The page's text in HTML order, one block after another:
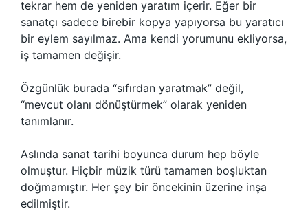
tekrar hem de yeniden yaratım içerir. Eğer bir
sanatçı sadece birebir kopya yapıyorsa bu yaratıcı
bir eylem sayılmaz. Ama kendi yorumunu ekliyorsa,
iş tamamen değişir.
Özgünlük burada “sıfırdan yaratmak” değil,
“mevcut olanı dönüştürmek” olarak yeniden
tanımlanır.
Aslında sanat tarihi boyunca durum hep böyle
olmuştur. Hiçbir müzik türü tamamen boşluktan
doğmamıştır. Her şey bir öncekinin üzerine inşa
edilmiştir.